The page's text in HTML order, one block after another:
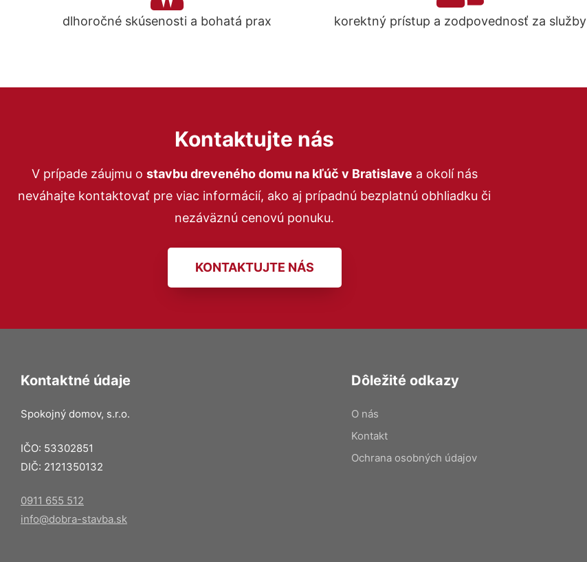
dlhoročné skúsenosti a bohatá prax korektný prístup a zodpovednosť za služby
Kontaktujte nás
V prípade záujmu o stavbu dreveného domu na kľúč v Bratislave a okolí nás
neváhajte kontaktovať pre viac informácií, ako aj prípadnú bezplatnú obhliadku či
nezáväznú cenovú ponuku.
KONTAKTUJTE NÁS
Kontaktné údaje
Spokojný domov, s.r.o.
IČO: 53302851
DIČ: 2121350132
0911 655 512
info@dobra-stavba.sk
Dôležité odkazy
O nás
Kontakt
Ochrana osobných údajov